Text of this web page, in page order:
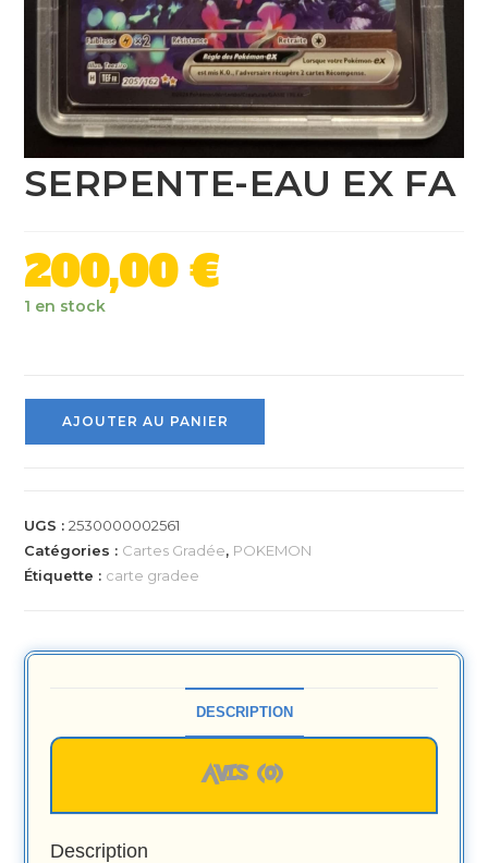
SERPENTE-EAU EX FA
200,00€
1 en stock
AJOUTER AU PANIER
UGS :2530000002561
Catégories : Cartes Gradée, POKEMON
Étiquette : carte gradee
DESCRIPTION
AVIS (0)
Description